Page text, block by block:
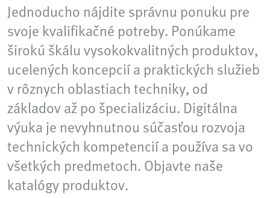
Jednoducho nájdite správnu ponuku pre
svoje kvalifikačné potreby. Ponúkame
širokú škálu vysokokvalitných produktov,
ucelených koncepcií a praktických služieb
v rôznych oblastiach techniky, od
základov až po špecializáciu. Digitálna
výuka je nevyhnutnou súčasťou rozvoja
technických kompetencií a používa sa vo
všetkých predmetoch. Objavte naše
katalógy produktov.